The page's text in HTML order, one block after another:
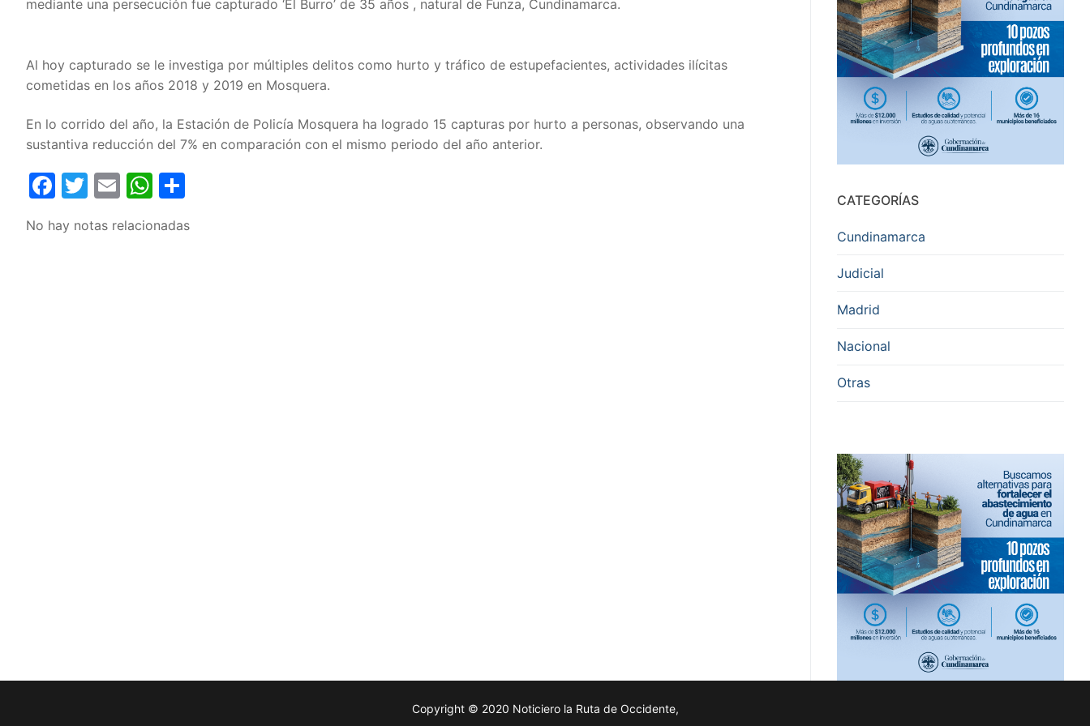
mediante una persecución fue capturado ‘El Burro’ de 35 años , natural de Funza, Cundinamarca.
Al hoy capturado se le investiga por múltiples delitos como hurto y tráfico de estupefacientes, actividades ilícitas
cometidas en los años 2018 y 2019 en Mosquera.
En lo corrido del año, la Estación de Policía Mosquera ha logrado 15 capturas por hurto a personas, observando una
sustantiva reducción del 7% en comparación con el mismo periodo del año anterior.
Facebook
Twitter
EmailWhatsApp
No hay notas relacionadas
CATEGORÍAS
Cundinamarca
Judicial
Madrid
Nacional
Otras
Copyright © 2020 Noticiero la Ruta de Occidente,